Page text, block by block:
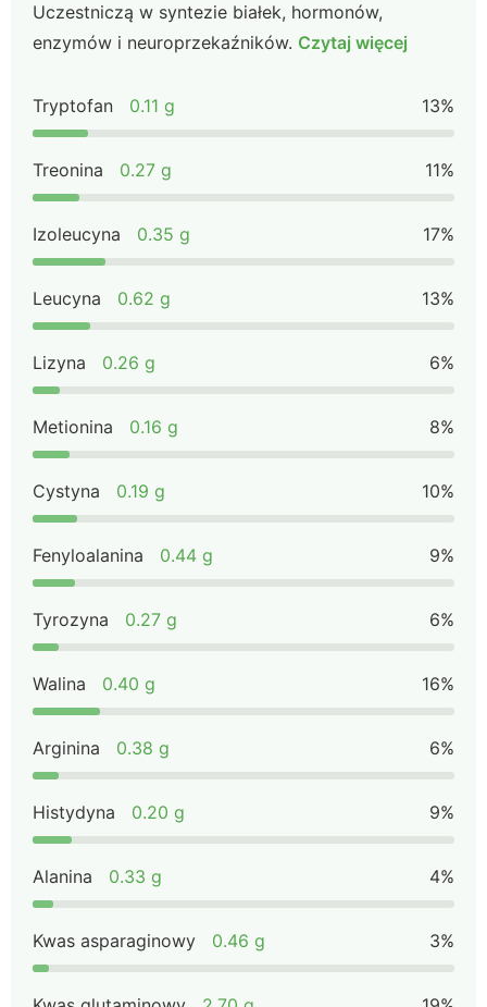
Uczestniczą w syntezie białek, hormonów,
enzymów i neuroprzekaźników. Czytaj więcej
Tryptofan 0.11 g 13%
Treonina 0.27 g 11%
Izoleucyna 0.35 g 17%
Leucyna 0.62 g 13%
Lizyna 0.26 g 6%
Metionina 0.16 g 8%
Cystyna 0.19 g 10%
Fenyloalanina 0.44 g 9%
Tyrozyna 0.27 g 6%
Walina 0.40 g 16%
Arginina 0.38 g 6%
Histydyna 0.20 g 9%
Alanina 0.33 g 4%
Kwas asparaginowy 0.46 g 3%